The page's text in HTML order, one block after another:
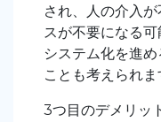
され、人の介入
スが不要になる可
システム化を進
ことも考えられま
3つ目のデメリッ